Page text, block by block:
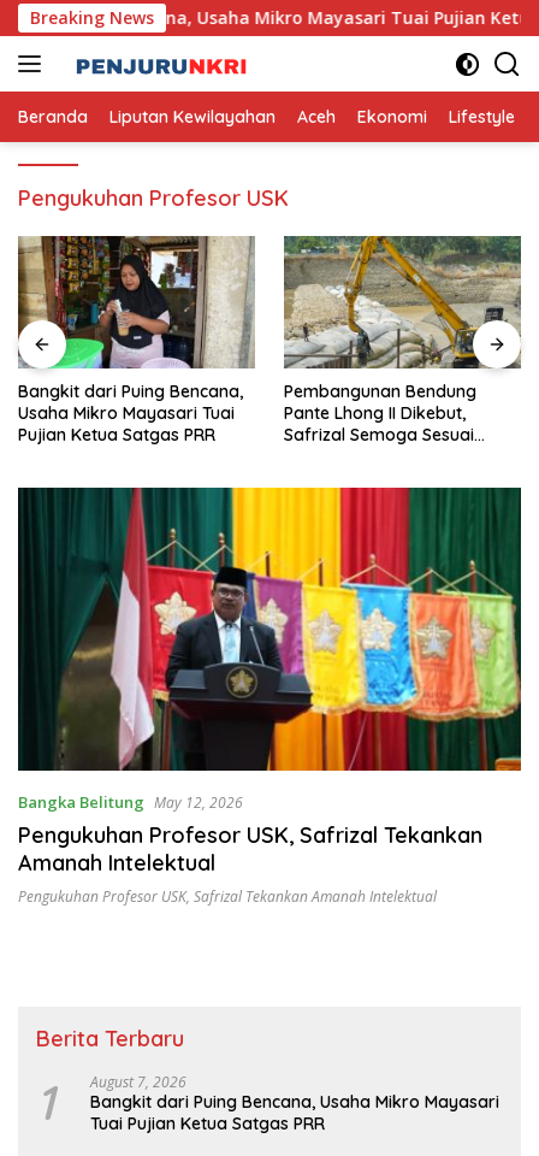
Skip
to
content
Breaking News
Puing Bencana, Usaha Mikro Mayasari Tuai Pujian Ketua
Beranda Liputan Kewilayahan Aceh Ekonomi Lifestyle
Pengukuhan Profesor USK
Bangkit dari Puing Bencana,
Usaha Mikro Mayasari Tuai
Pujian Ketua Satgas PRR
Pembangunan Bendung
Pante Lhong II Dikebut,
Safrizal Semoga Sesuai
Bangka Belitung May 12, 2026
Pengukuhan Profesor USK, Safrizal Tekankan
Amanah Intelektual
Pengukuhan Profesor USK, Safrizal Tekankan Amanah Intelektual
Berita Terbaru
1 August 7, 2026
Bangkit dari Puing Bencana, Usaha Mikro Mayasari
Tuai Pujian Ketua Satgas PRR